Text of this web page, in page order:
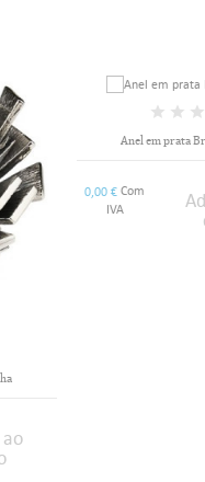
Anel em prata Bruno da Rocha
0,00 €Com
IVA
Adicionar ao
carrinho